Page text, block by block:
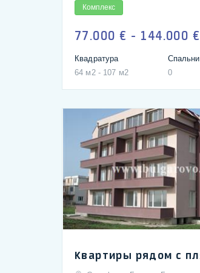
Комплекс
77.000 € - 144.000 €
Квадратура
64 м2 - 107 м2
Спальни
0